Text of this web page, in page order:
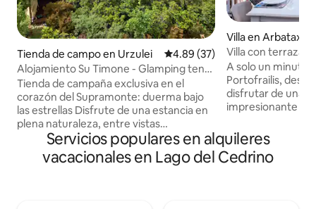
Tienda de campo en Urzulei Calificación promedio: 4.89 de
4.89 (37)
Alojamiento Su Timone - Glamping tent
en el Supramonte
Tienda de campaña exclusiva en el
corazón del Supramonte: duerma bajo
las estrellas Disfrute de una estancia en
plena naturaleza, entre vistas
impresionantes y cielos estrellados. La
carpa de 26 metros cuadrados tiene
capacidad para 3 camas y cuenta con
Villa en Arbatax
Villa con terraza
de una playa de
A solo un minuto
Portofrailis,
disfrutar de una
impresionante de
puede ofrecerte
Puedes admirar
sarracena o
Servicios populares en alquileres
vacacionales en Lago del Cedrino